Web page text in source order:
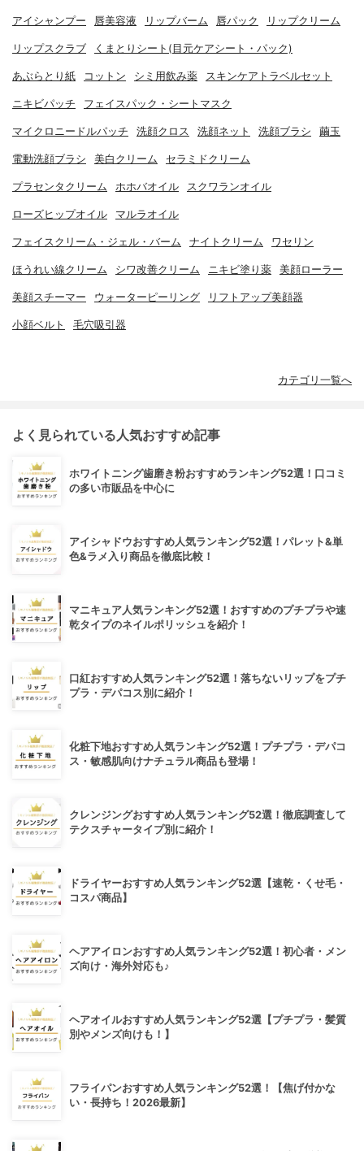
アイシャンプー 唇美容液 リップバーム 唇パック リップクリーム
リップスクラブ くまとりシート(目元ケアシート・パック)
あぶらとり紙 コットン シミ用飲み薬 スキンケアトラベルセット
ニキビパッチ フェイスパック・シートマスク
マイクロニードルパッチ 洗顔クロス 洗顔ネット 洗顔ブラシ 繭玉
電動洗顔ブラシ 美白クリーム セラミドクリーム
プラセンタクリーム ホホバオイル スクワランオイル
ローズヒップオイル マルラオイル
フェイスクリーム・ジェル・バーム ナイトクリーム ワセリン
ほうれい線クリーム シワ改善クリーム ニキビ塗り薬 美顔ローラー
美顔スチーマー ウォーターピーリング リフトアップ美顔器
小顔ベルト 毛穴吸引器
カテゴリ一覧へ
よく見られている人気おすすめ記事
ホワイトニング歯磨き粉おすすめランキング52選！口コミ
の多い市販品を中心に
アイシャドウおすすめ人気ランキング52選！パレット&単
色&ラメ入り商品を徹底比較！
マニキュア人気ランキング52選！おすすめのプチプラや速
乾タイプのネイルポリッシュを紹介！
口紅おすすめ人気ランキング52選！落ちないリップをプチ
プラ・デパコス別に紹介！
化粧下地おすすめ人気ランキング52選！プチプラ・デパコ
ス・敏感肌向けナチュラル商品も登場！
クレンジングおすすめ人気ランキング52選！徹底調査して
テクスチャータイプ別に紹介！
ドライヤーおすすめ人気ランキング52選【速乾・くせ毛・
コスパ商品】
ヘアアイロンおすすめ人気ランキング52選！初心者・メン
ズ向け・海外対応も♪
ヘアオイルおすすめ人気ランキング52選【プチプラ・髪質
別やメンズ向けも！】
フライパンおすすめ人気ランキング52選！【焦げ付かな
い・長持ち！2026最新】